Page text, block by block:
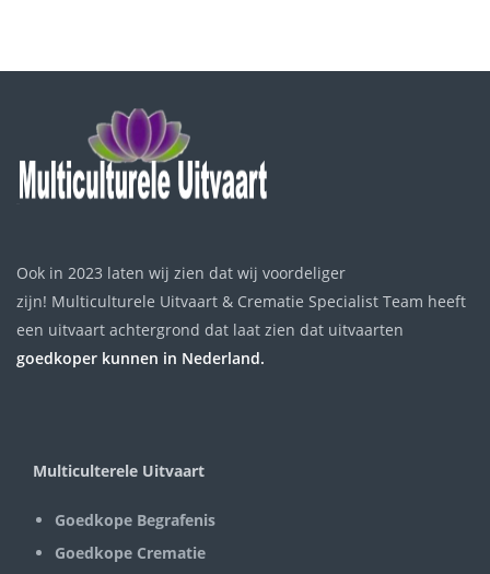
Ook in 2023 laten wij zien dat wij voordeliger
zijn! Multiculturele Uitvaart & Crematie Specialist Team heeft
een uitvaart achtergrond dat laat zien dat uitvaarten
goedkoper kunnen in Nederland.
Multiculterele Uitvaart
Goedkope Begrafenis
Goedkope Crematie